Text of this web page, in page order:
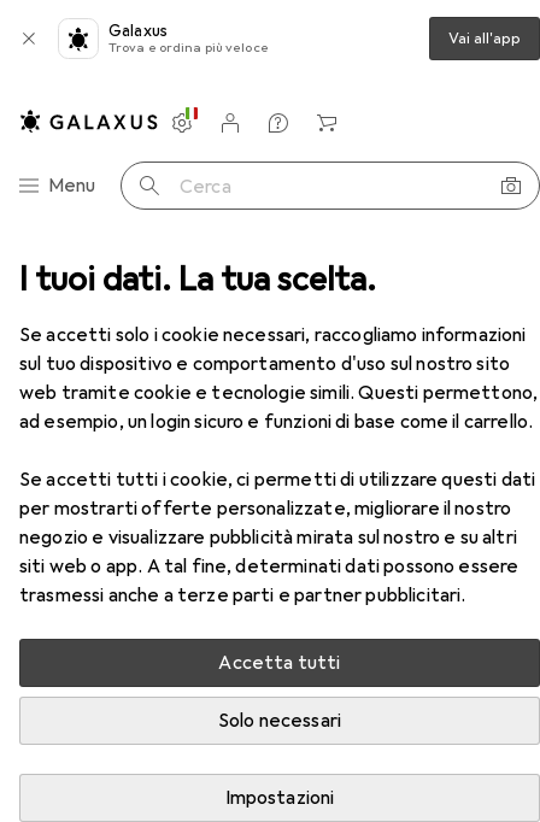
I tuoi dati. La tua scelta.
Se accetti solo i cookie necessari, raccogliamo informazioni
sul tuo dispositivo e comportamento d'uso sul nostro sito
web tramite cookie e tecnologie simili. Questi permettono,
ad esempio, un login sicuro e funzioni di base come il carrello.
Se accetti tutti i cookie, ci permetti di utilizzare questi dati
per mostrarti offerte personalizzate, migliorare il nostro
negozio e visualizzare pubblicità mirata sul nostro e su altri
siti web o app. A tal fine, determinati dati possono essere
trasmessi anche a terze parti e partner pubblicitari.
Accetta tutti
Solo necessari
Impostazioni
Galaxus
Trova e ordina più veloce Vai all'app
Categoria Navigazione
Menu Cerca
Impostazioni
Conto cliente
Liste di confronto
Liste dei desideri
Carrello
Gedore
Mostra categorie
Mi piace questo marchio
Categorie Top da Gedore
Chiave dinamometrica